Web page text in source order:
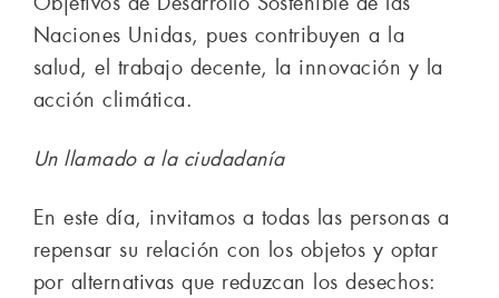
Naciones Unidas, pues contribuyen a la
salud, el trabajo decente, la innovación y la
acción climática.
Un llamado a la ciudadanía
En este día, invitamos a todas las personas a
repensar su relación con los objetos y optar
por alternativas que reduzcan los desechos: